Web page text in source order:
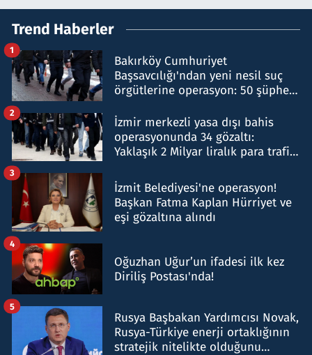
Trend Haberler
Bakırköy Cumhuriyet
Başsavcılığı'ndan yeni nesil suç
örgütlerine operasyon: 50 şüpheli
1
İzmir merkezli yasa dışı bahis
operasyonunda 34 gözaltı:
Yaklaşık 2 Milyar liralık para trafiği
2
İzmit Belediyesi'ne operasyon!
Başkan Fatma Kaplan Hürriyet ve
eşi gözaltına alındı
3
Oğuzhan Uğur’un ifadesi ilk kez
Diriliş Postası'nda!
4
Rusya Başbakan Yardımcısı Novak,
Rusya-Türkiye enerji ortaklığının
stratejik nitelikte olduğunu
5